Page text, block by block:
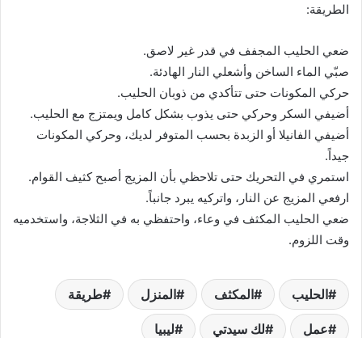
الطريقة:
ضعي الحليب المجفف في قدر غير لاصق.
صبّي الماء الساخن وأشعلي النار الهادئة.
حركي المكونات حتى تتأكدي من ذوبان الحليب.
أضيفي السكر وحركي حتى يذوب بشكل كامل ويمتزج مع الحليب.
أضيفي الفانيلا أو الزبدة بحسب المتوفر لديك، وحركي المكونات
جيداً.
استمري في التحريك حتى تلاحظي بأن المزيج أصبح كثيف القوام.
ارفعي المزيج عن النار، واتركيه يبرد جانباً.
ضعي الحليب المكثف في وعاء، واحتفظي به في الثلاجة، واستخدميه
وقت اللزوم.
الحليب المكثف المنزل طريقة
عمل لك سيدتي ليبيا